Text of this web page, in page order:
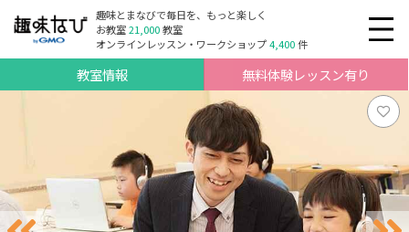
趣味とまなびで毎日を、もっと楽しく
お教室21,000教室
オンラインレッスン・ワークショップ4,400件
教室情報 無料体験レッスン有り